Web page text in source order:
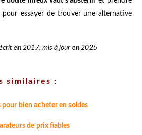
pour essayer de trouver une alternative
en 2017, mis à jour en 2025
similaires :
pour bien acheter en soldes
de prix fiables